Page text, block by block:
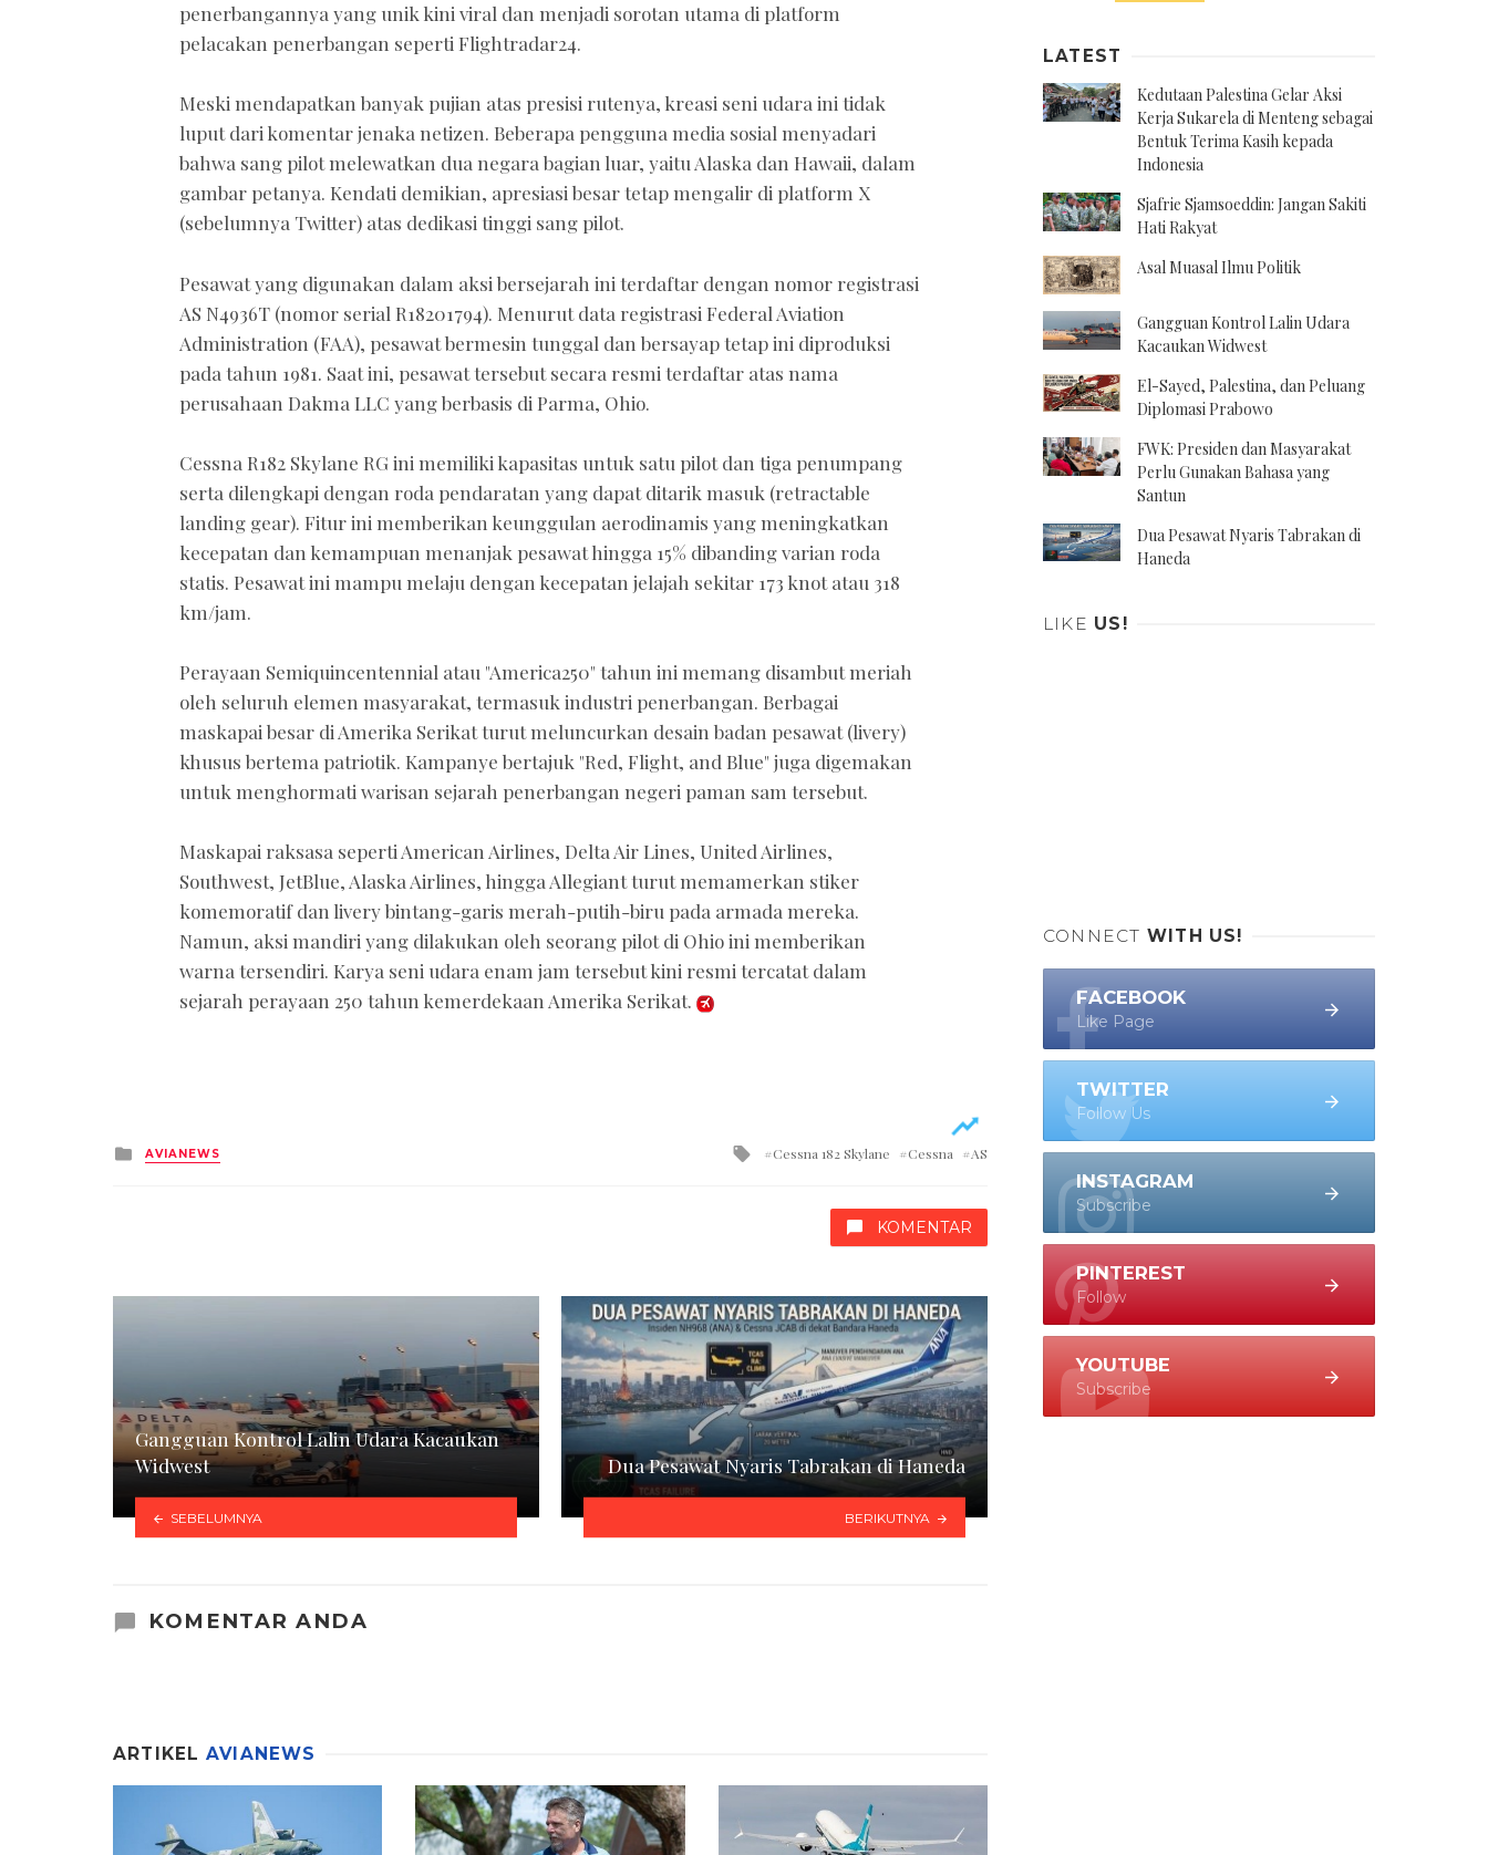
penerbangannya yang unik kini viral dan menjadi sorotan utama di platform
pelacakan penerbangan seperti Flightradar24.
Meski mendapatkan banyak pujian atas presisi rutenya, kreasi seni udara ini tidak
luput dari komentar jenaka netizen. Beberapa pengguna media sosial menyadari
bahwa sang pilot melewatkan dua negara bagian luar, yaitu Alaska dan Hawaii, dalam
gambar petanya. Kendati demikian, apresiasi besar tetap mengalir di platform X
(sebelumnya Twitter) atas dedikasi tinggi sang pilot.
Pesawat yang digunakan dalam aksi bersejarah ini terdaftar dengan nomor registrasi
AS N4936T (nomor serial R18201794). Menurut data registrasi Federal Aviation
Administration (FAA), pesawat bermesin tunggal dan bersayap tetap ini diproduksi
pada tahun 1981. Saat ini, pesawat tersebut secara resmi terdaftar atas nama
perusahaan Dakma LLC yang berbasis di Parma, Ohio.
Cessna R182 Skylane RG ini memiliki kapasitas untuk satu pilot dan tiga penumpang
serta dilengkapi dengan roda pendaratan yang dapat ditarik masuk (retractable
landing gear). Fitur ini memberikan keunggulan aerodinamis yang meningkatkan
kecepatan dan kemampuan menanjak pesawat hingga 15% dibanding varian roda
statis. Pesawat ini mampu melaju dengan kecepatan jelajah sekitar 173 knot atau 318
km/jam.
Perayaan Semiquincentennial atau "America250" tahun ini memang disambut meriah
oleh seluruh elemen masyarakat, termasuk industri penerbangan. Berbagai
maskapai besar di Amerika Serikat turut meluncurkan desain badan pesawat (livery)
khusus bertema patriotik. Kampanye bertajuk "Red, Flight, and Blue" juga digemakan
untuk menghormati warisan sejarah penerbangan negeri paman sam tersebut.
Maskapai raksasa seperti American Airlines, Delta Air Lines, United Airlines,
Southwest, JetBlue, Alaska Airlines, hingga Allegiant turut memamerkan stiker
komemoratif dan livery bintang-garis merah-putih-biru pada armada mereka.
Namun, aksi mandiri yang dilakukan oleh seorang pilot di Ohio ini memberikan
warna tersendiri. Karya seni udara enam jam tersebut kini resmi tercatat dalam
sejarah perayaan 250 tahun kemerdekaan Amerika Serikat.
Posted
in
AVIANEWS Tagged
Cessna 182 Skylane Cessna AS
KOMENTAR
Gangguan Kontrol Lalin Udara Kacaukan
Widwest
SEBELUMNYA
Dua Pesawat Nyaris Tabrakan di Haneda
BERIKUTNYA
KOMENTAR ANDA
ARTIKEL AVIANEWS
LATEST
Kedutaan Palestina Gelar Aksi
Kerja Sukarela di Menteng sebagai
Bentuk Terima Kasih kepada
Indonesia
Sjafrie Sjamsoeddin: Jangan Sakiti
Hati Rakyat
Asal Muasal Ilmu Politik
Gangguan Kontrol Lalin Udara
Kacaukan Widwest
El-Sayed, Palestina, dan Peluang
Diplomasi Prabowo
FWK: Presiden dan Masyarakat
Perlu Gunakan Bahasa yang
Santun
Dua Pesawat Nyaris Tabrakan di
Haneda
LIKE US!
CONNECT WITH US!
FACEBOOK
Like Page
TWITTER
Follow Us
INSTAGRAM
Subscribe
PINTEREST
Follow
YOUTUBE
Subscribe